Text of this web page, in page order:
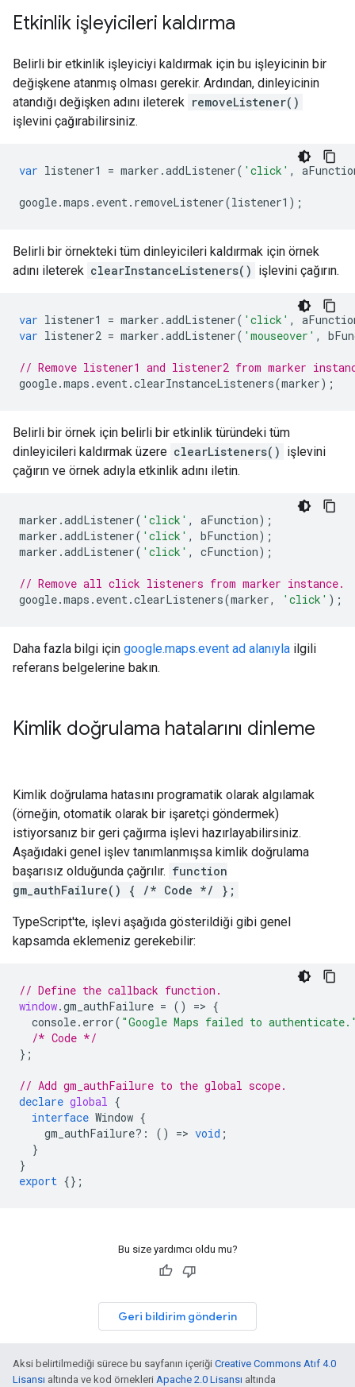
Etkinlik işleyicileri kaldırma
Belirli bir etkinlik işleyiciyi kaldırmak için bu işleyicinin bir
değişkene atanmış olması gerekir. Ardından, dinleyicinin
atandığı değişken adını ileterek removeListener()
işlevini çağırabilirsiniz.
var listener1 = marker .addListener( 'click' ,
google.maps . event. removeListener(listener1 );
Belirli bir örnekteki tüm dinleyicileri kaldırmak için örnek
adını ileterek clearInstanceListeners() işlevini çağırın.
var listener1 = marker .addListener( 'click' ,
var listener2 = marker .addListener( 'mouseover' ,
// Remove listener1 and listener2 from marker
google.maps . event.clearInstanceListeners(marker);
Belirli bir örnek için belirli bir etkinlik türündeki tüm
dinleyicileri kaldırmak üzere clearListeners() işlevini
çağırın ve örnek adıyla etkinlik adını iletin.
marker .addListener( 'click' , aFunction);
marker .addListener( 'click' , bFunction);
marker .addListener( 'click' , cFunction);
// Remove all click listeners from marker instance.
google.maps . event.clearListeners(marker, 'click' );
Daha fazla bilgi için google.maps.event ad alanıyla ilgili
referans belgelerine bakın.
Kimlik doğrulama hatalarını dinleme
Kimlik doğrulama hatasını programatik olarak algılamak
(örneğin, otomatik olarak bir işaretçi göndermek)
istiyorsanız bir geri çağırma işlevi hazırlayabilirsiniz.
Aşağıdaki genel işlev tanımlanmışsa kimlik doğrulama
başarısız olduğunda çağrılır. function
gm_authFailure() { /* Code */ };
TypeScript'te, işlevi aşağıda gösterildiği gibi genel
kapsamda eklemeniz gerekebilir:
// Define the callback function.
window.gm_authFailure = () => {
console. error( "Google Maps failed to
/* Code */
};
// Add gm_authFailure to the global scope.
declare global {
interface Window {
gm_authFailure?: () => void ;
}
}
export {};
Bu size yardımcı oldu mu?
Geri bildirim gönderin
Aksi belirtilmediği sürece bu sayfanın içeriği Creative Commons Atıf 4.0
Lisansı altında ve kod örnekleri Apache 2.0 Lisansı altında